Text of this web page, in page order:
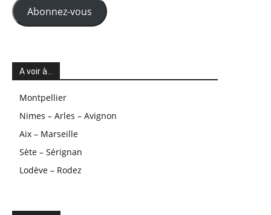
Abonnez-vous
A voir à…
Montpellier
Nimes – Arles – Avignon
Aix – Marseille
Sète – Sérignan
Lodève – Rodez